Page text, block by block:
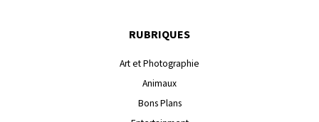
RUBRIQUES
Art et Photographie
Animaux
Bons Plans